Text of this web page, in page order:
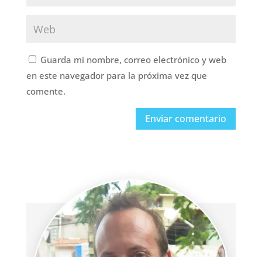
Guarda mi nombre, correo electrónico y web
en este navegador para la próxima vez que
comente.